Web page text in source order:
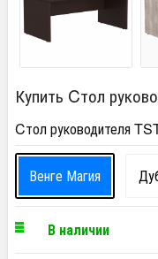
Купить Cтол
Cтол руководителя
Венге Магия
В наличии